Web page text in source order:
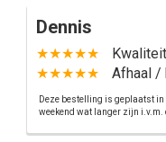
Dennis
★★★★★
Kwaliteit
★★★★★
Afhaal /
Deze bestelling is geplaatst
weekend wat langer zijn i.v.m.